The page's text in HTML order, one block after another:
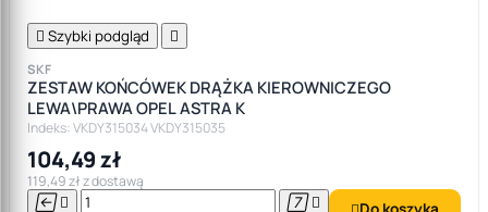
 Szybki podgląd 
SKF
ZESTAW KOŃCÓWEK DRĄŻKA KIEROWNICZEGO
LEWA\PRAWA OPEL ASTRA K
Indeks: VKDY315034 VKDY315035
104,49 zł
119,49 zł z dostawą
   